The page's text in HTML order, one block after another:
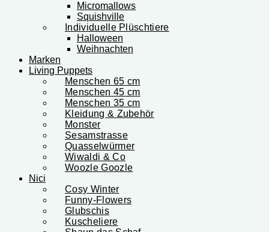
Micromallows
Squishville
Individuelle Plüschtiere
Halloween
Weihnachten
Marken
Living Puppets
Menschen 65 cm
Menschen 45 cm
Menschen 35 cm
Kleidung & Zubehör
Monster
Sesamstrasse
Quasselwürmer
Wiwaldi & Co
Woozle Goozle
Nici
Cosy Winter
Funny-Flowers
Glubschis
Kuscheliere